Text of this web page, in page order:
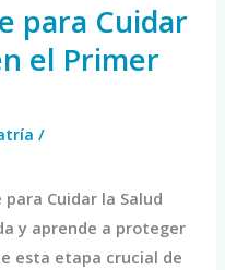
para Cuidar
el Primer
/
para Cuidar la Salud
y aprende a proteger
esta etapa crucial de